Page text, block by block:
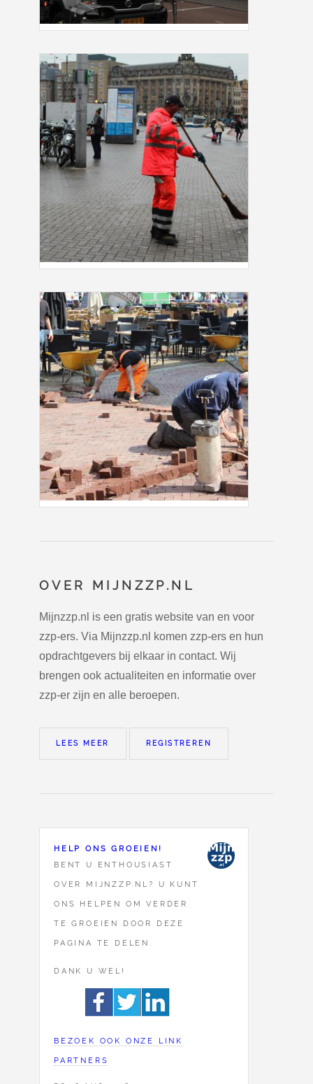
OVER MIJNZZP.NL
Mijnzzp.nl is een gratis website van en voor
zzp-ers. Via Mijnzzp.nl komen zzp-ers en hun
opdrachtgevers bij elkaar in contact. Wij
brengen ook actualiteiten en informatie over
zzp-er zijn en alle beroepen.
LEES MEER REGISTREREN
HELP ONS GROEIEN!
BENT U ENTHOUSIAST
OVER MIJNZZP.NL? U KUNT
ONS HELPEN OM VERDER
TE GROEIEN DOOR DEZE
PAGINA TE DELEN.
DANK U WEL!
BEZOEK OOK ONZE LINK
PARTNERS